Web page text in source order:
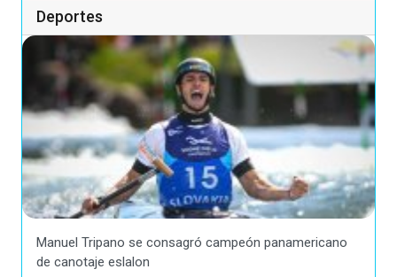
Deportes
Manuel Tripano se consagró campeón panamericano
de canotaje eslalon